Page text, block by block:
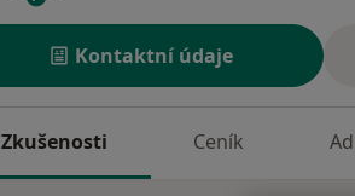
Kontaktní údaje
Zkušenosti Ceník